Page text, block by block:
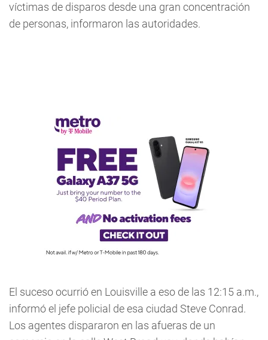
víctimas de disparos desde una gran concentración
de personas, informaron las autoridades.
El suceso ocurrió en Louisville a eso de las 12:15 a.m.,
informó el jefe policial de esa ciudad Steve Conrad.
Los agentes dispararon en las afueras de un